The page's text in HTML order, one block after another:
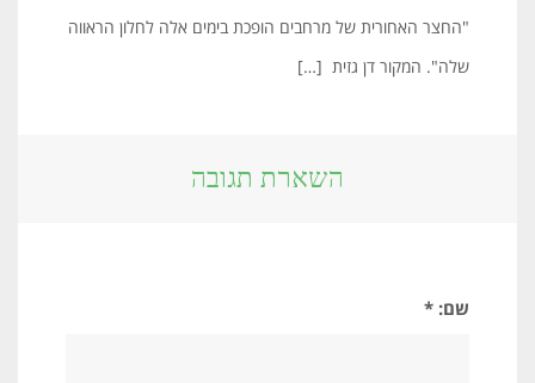
"החצר האחורית של מרחבים הופכת בימים אלה לחלון הראווה
שלה". המקור דן גזית […]
השארת תגובה
שם: *